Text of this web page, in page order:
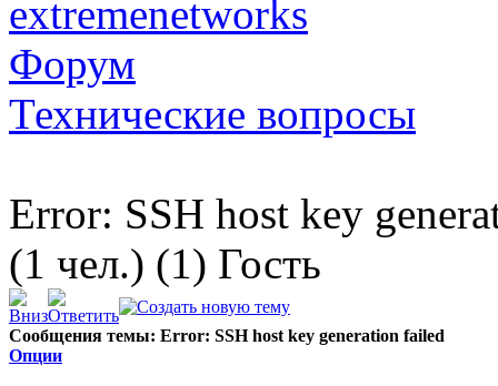
extremenetworks
Форум
Технические вопросы
Error: SSH host key
(1 чел.) (1) Гость
Сообщения темы: Error: SSH host key generation failed
Опции